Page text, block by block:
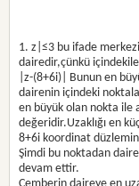
1. z|≤3 bu ifade
dairedir,çünkü
|z-(8+6i)| Bunun en
dairenin içindeki
en büyük olan nokta ile
değeridir.Uzaklığı en
8+6i koordinat
Şimdi bu noktadan
devam ettir.